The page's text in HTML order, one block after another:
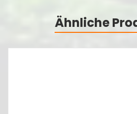
Ähnliche